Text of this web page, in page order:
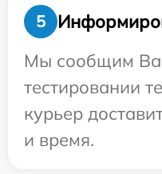
5
Мы сообщим
тестировании
курьер
и время.